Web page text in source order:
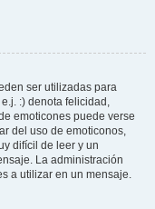
ser utilizadas para
:) denota felicidad,
emoticones puede verse
del uso de emoticonos,
difícil de leer y un
La administración
a utilizar en un mensaje.